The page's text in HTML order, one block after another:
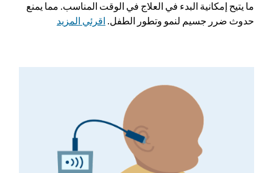
ما يتيح إمكانية البدء في العلاج في الوقت المناسب. مما يمنع
حدوث ضرر جسيم لنمو وتطور الطفل. اقرئي المزيد